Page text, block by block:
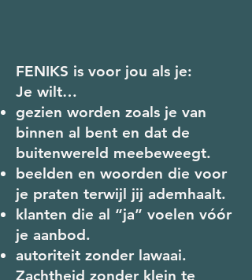
FENIKS is voor jou als je:
Je wilt…
gezien worden zoals je van
binnen al bent en dat de
buitenwereld meebeweegt.
beelden en woorden die voor
je praten terwijl jij ademhaalt.
klanten die al “ja” voelen vóór
je aanbod.
autoriteit zonder lawaai.
Zachtheid zonder klein te